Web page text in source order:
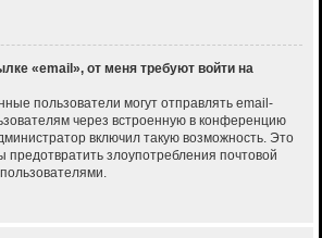
«email», от меня требуют войти на
пользователи могут отправлять email-
через встроенную в конференцию
включил такую возможность. Это
предотвратить злоупотребления почтовой